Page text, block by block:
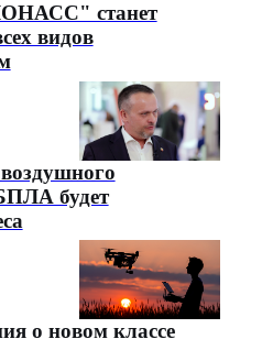
станет
видов
будет
о новом классе